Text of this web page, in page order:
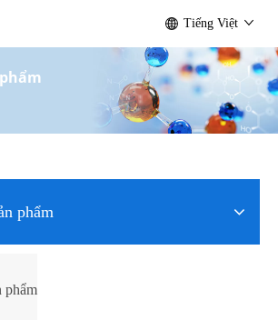
Tiếng Việt
phẩm
phẩm